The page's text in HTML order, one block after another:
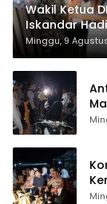
Wakil Ketua
Iskandar
Pertama di
Pasien
Minggu, 9